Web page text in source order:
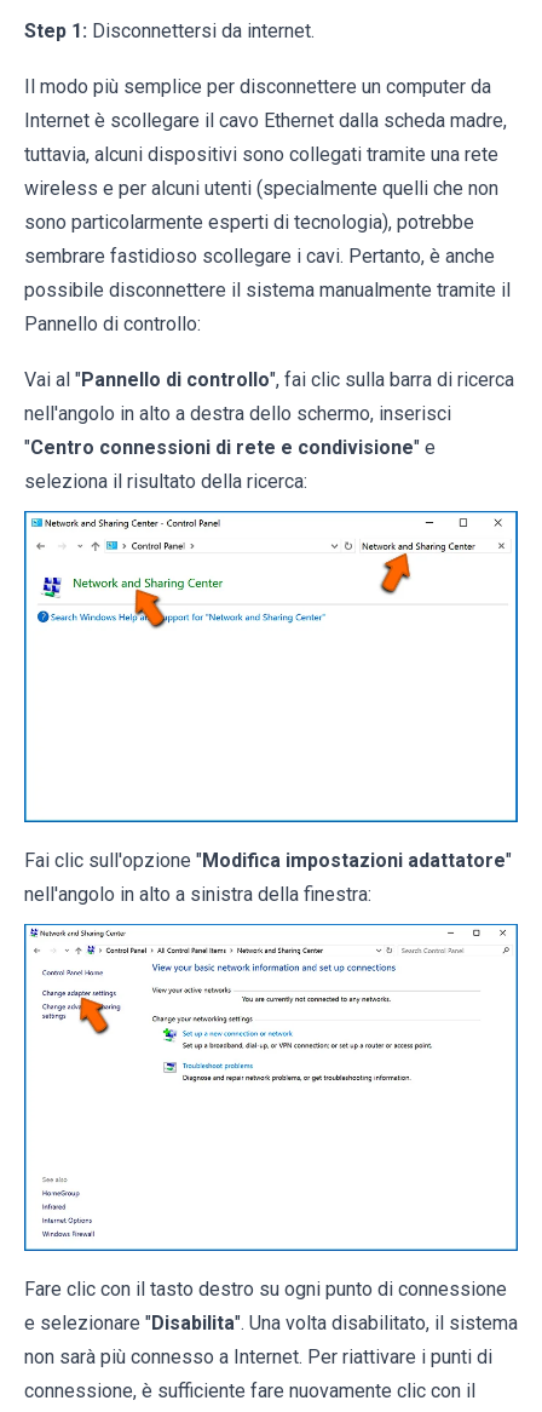
Step 1: Disconnettersi da internet.
Il modo più semplice per disconnettere un computer da
Internet è scollegare il cavo Ethernet dalla scheda madre,
tuttavia, alcuni dispositivi sono collegati tramite una rete
wireless e per alcuni utenti (specialmente quelli che non
sono particolarmente esperti di tecnologia), potrebbe
sembrare fastidioso scollegare i cavi. Pertanto, è anche
possibile disconnettere il sistema manualmente tramite il
Pannello di controllo:
Vai al "Pannello di controllo", fai clic sulla barra di ricerca
nell'angolo in alto a destra dello schermo, inserisci
"Centro connessioni di rete e condivisione" e
seleziona il risultato della ricerca:
Fai clic sull'opzione "Modifica impostazioni adattatore"
nell'angolo in alto a sinistra della finestra:
Fare clic con il tasto destro su ogni punto di connessione
e selezionare "Disabilita". Una volta disabilitato, il sistema
non sarà più connesso a Internet. Per riattivare i punti di
connessione, è sufficiente fare nuovamente clic con il